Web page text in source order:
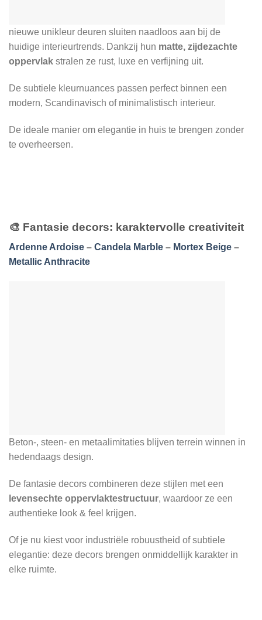
nieuwe unikleur deuren sluiten naadloos aan bij de
huidige interieurtrends. Dankzij hun matte, zijdezachte
oppervlak stralen ze rust, luxe en verfijning uit.
De subtiele kleurnuances passen perfect binnen een
modern, Scandinavisch of minimalistisch interieur.
De ideale manier om elegantie in huis te brengen zonder
te overheersen.
🎨 Fantasie decors: karaktervolle creativiteit
Ardenne Ardoise – Candela Marble – Mortex Beige –
Metallic Anthracite
Beton-, steen- en metaalimitaties blijven terrein winnen in
hedendaags design.
De fantasie decors combineren deze stijlen met een
levensechte oppervlaktestructuur, waardoor ze een
authentieke look & feel krijgen.
Of je nu kiest voor industriële robuustheid of subtiele
elegantie: deze decors brengen onmiddellijk karakter in
elke ruimte.